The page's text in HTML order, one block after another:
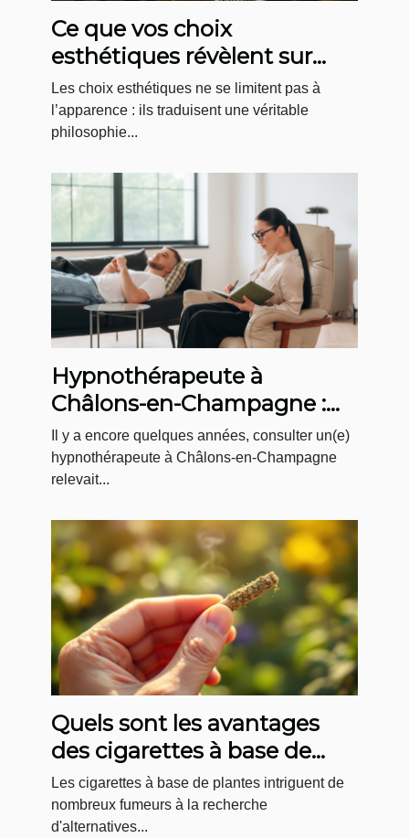
Ce que vos choix
esthétiques révèlent sur
votre rapport au bien-être
Les choix esthétiques ne se limitent pas à
l’apparence : ils traduisent une véritable
philosophie...
Hypnothérapeute à
Châlons-en-Champagne :
un accompagnement sur-
mesure au Cabinet
Menninga
Il y a encore quelques années, consulter un(e)
hypnothérapeute à Châlons-en-Champagne
relevait...
Quels sont les avantages
des cigarettes à base de
plantes ?
Les cigarettes à base de plantes intriguent de
nombreux fumeurs à la recherche
d'alternatives...